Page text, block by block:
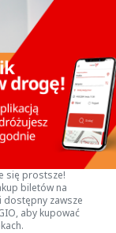
się prostsze!
biletów na
dostępny zawsze
aby kupować